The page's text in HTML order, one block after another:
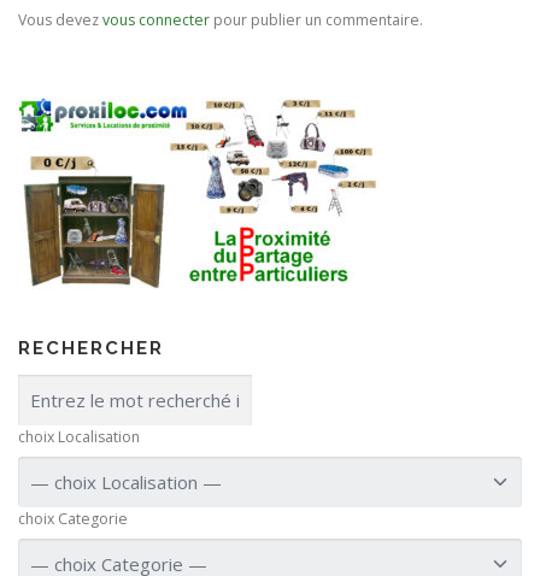
Vous devezvous connecter pour publier un commentaire.
RECHERCHER
choix Localisation
choix Categorie